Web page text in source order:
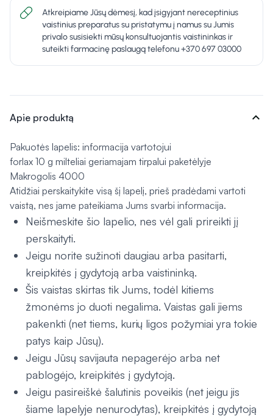
Atkreipiame Jūsų dėmesį, kad įsigyjant nereceptinius
vaistinius preparatus su pristatymu į namus su Jumis
privalo susisiekti mūsų konsultuojantis vaistininkas ir
suteikti farmacinę paslaugą telefonu +370 697 03000
Apie produktą expand_more
Pakuotės lapelis: informacija vartotojui
forlax 10 g milteliai geriamajam tirpalui paketėlyje
Makrogolis 4000
Atidžiai perskaitykite visą šį lapelį, prieš pradėdami vartoti
vaistą, nes jame pateikiama Jums svarbi informacija.
Neišmeskite šio lapelio, nes vėl gali prireikti jį
perskaityti.
Jeigu norite sužinoti daugiau arba pasitarti,
kreipkitės į gydytoją arba vaistininką.
Šis vaistas skirtas tik Jums, todėl kitiems
žmonėms jo duoti negalima. Vaistas gali jiems
pakenkti (net tiems, kurių ligos požymiai yra tokie
patys kaip Jūsų).
Jeigu Jūsų savijauta nepagerėjo arba net
pablogėjo, kreipkitės į gydytoją.
Jeigu pasireiškė šalutinis poveikis (net jeigu jis
šiame lapelyje nenurodytas), kreipkitės į gydytoją